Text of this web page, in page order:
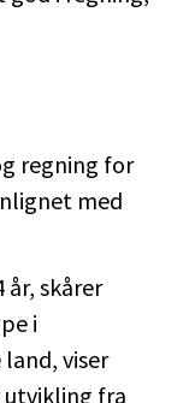
regning for
med
år, skårer
i
viser
utvikling fra